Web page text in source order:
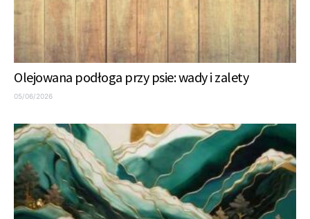
Olejowana podłoga przy psie: wady i zalety
05/06/2026